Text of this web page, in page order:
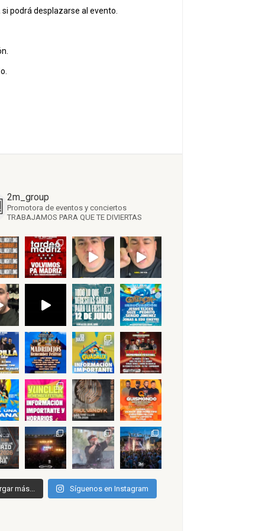
podrá desplazarse al evento.
2m_group
Promotora de eventos y conciertos
TRABAJAMOS PARA QUE TE DIVIERTAS
más... Síguenos en Instagram